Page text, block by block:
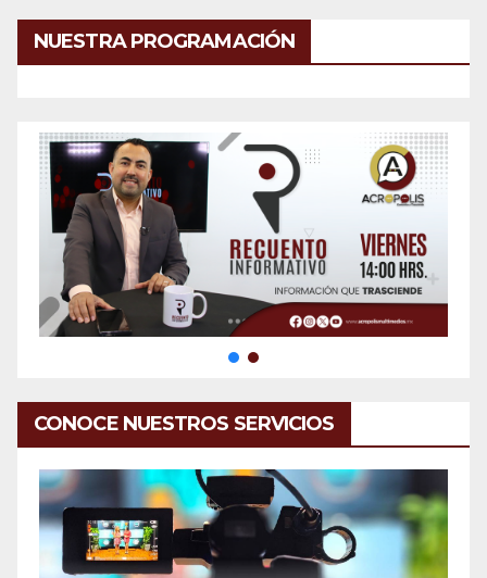
NUESTRA PROGRAMACIÓN
CONOCE NUESTROS SERVICIOS